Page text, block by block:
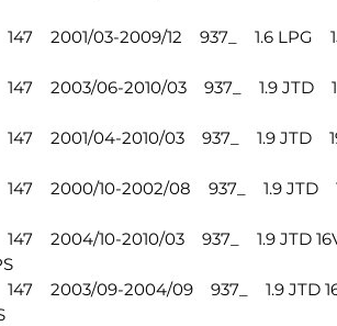
2001/03-2009/12 937_ 1.6 LPG
2003/06-2010/03 937_ 1.9 JTD
2001/04-2010/03 937_ 1.9 JTD
2000/10-2002/08 937_ 1.9 JTD
2004/10-2010/03 937_ 1.9 JTD
2003/09-2004/09 937_ 1.9 JTD